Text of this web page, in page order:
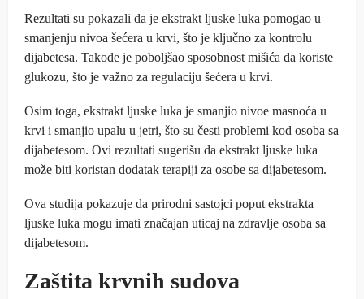
Rezultati su pokazali da je ekstrakt ljuske luka pomogao u
smanjenju nivoa šećera u krvi, što je ključno za kontrolu
dijabetesa. Takođe je poboljšao sposobnost mišića da koriste
glukozu, što je važno za regulaciju šećera u krvi.
Osim toga, ekstrakt ljuske luka je smanjio nivoe masnoća u
krvi i smanjio upalu u jetri, što su česti problemi kod osoba sa
dijabetesom. Ovi rezultati sugerišu da ekstrakt ljuske luka
može biti koristan dodatak terapiji za osobe sa dijabetesom.
Ova studija pokazuje da prirodni sastojci poput ekstrakta
ljuske luka mogu imati značajan uticaj na zdravlje osoba sa
dijabetesom.
Zaštita krvnih sudova